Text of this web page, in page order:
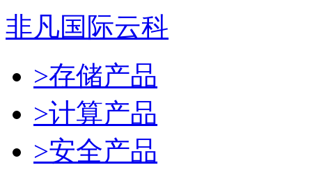
非凡国际云科
>存储产品
>计算产品
>安全产品